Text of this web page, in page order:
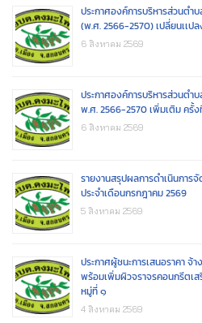
ประกาศองค์การบริหารส่วนตำ
(พ.ศ. 2566-2570) เปลี่ยนเเป
6 สิงหาคม 2569
ประกาศองค์การบริหารส่วนตำ
พ.ศ. 2566-2570 เพิ่มเติม ครั้ง
6 สิงหาคม 2569
รายงานสรุปผลการดำเนินการ
ประจำเดือนกรกฎาคม 2569
5 สิงหาคม 2569
ประกาศผู้ชนะการเสนอราคา จ้
พร้อมเพิ่มผิวจราจรคอนกรีตเ
หมู่ที่ ๑
4 สิงหาคม 2569